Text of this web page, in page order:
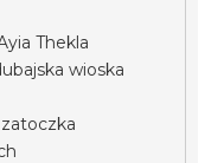
Thekla
wioska